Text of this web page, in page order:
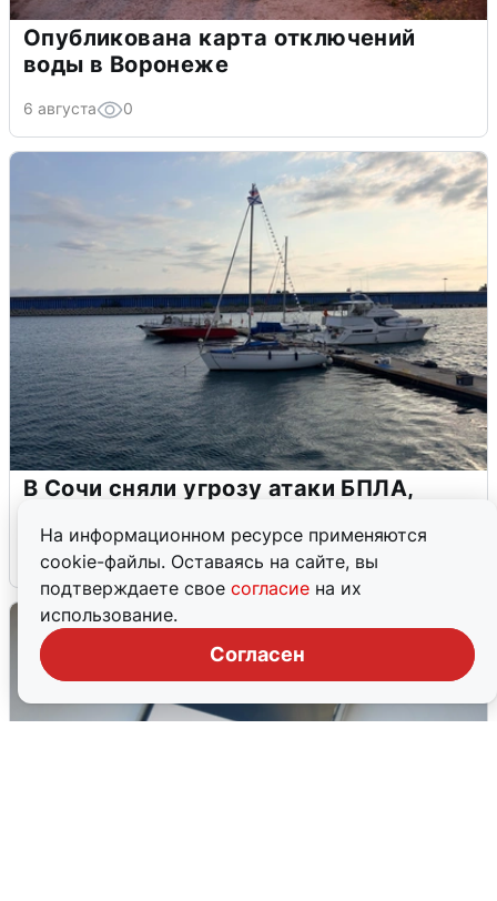
На информационном ресурсе применяются
cookie-файлы. Оставаясь на сайте, вы
подтверждаете свое согласие на их
использование.
Согласен
Опубликована карта отключений
воды в Воронеже
6 августа 0
В Сочи сняли угрозу атаки БПЛА,
6 августа 0